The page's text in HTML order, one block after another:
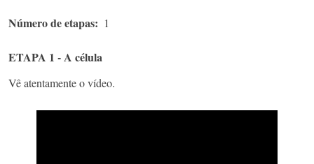
Número de etapas 1
ETAPA 1 - A célula
Vê atentamente o vídeo.